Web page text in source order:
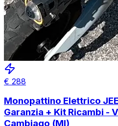
€ 288
Monopattino Elettrico
Garanzia + Kit Ricambi -
Cambiago (MI)